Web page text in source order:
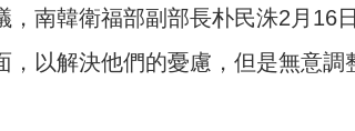
，南韓衛福部副部長朴民洙2月16
，以解決他們的憂慮，但是無意